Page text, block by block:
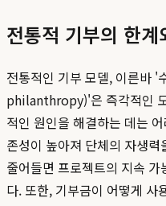
전통적 기부의 한
전통적인 기부 모델, 이른바
philanthropy)'은 즉각적인
적인 원인을 해결하는 데는
존성이 높아져 단체의 자생
줄어들면 프로젝트의 지속
다. 또한, 기부금이 어떻게 사